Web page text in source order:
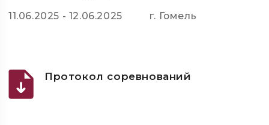
11.06.2025 - 12.06.2025 г. Гомель
Протокол соревнований